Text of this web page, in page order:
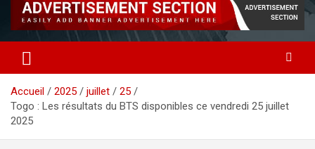
Accueil 2025 juillet
25
Togo : Les résultats du BTS disponibles ce vendredi 25 juillet
2025